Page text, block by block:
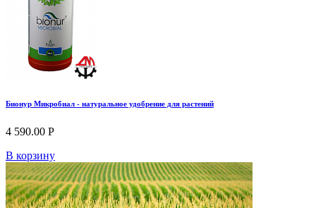
Бионур Микробиал - натуральное удобрение для растений
4 590.00 Р
В корзину